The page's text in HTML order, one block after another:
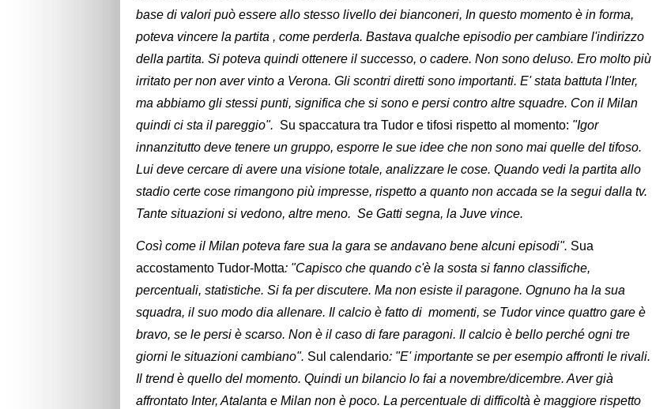
base di valori può essere allo stesso livello dei bianconeri, In questo momento è in forma,
poteva vincere la partita , come perderla. Bastava qualche episodio per cambiare l'indirizzo
della partita. Si poteva quindi ottenere il successo, o cadere. Non sono deluso. Ero molto più
irritato per non aver vinto a Verona. Gli scontri diretti sono importanti. E' stata battuta l'Inter,
ma abbiamo gli stessi punti, significa che si sono e persi contro altre squadre. Con il Milan
quindi ci sta il pareggio". Su spaccatura tra Tudor e tifosi rispetto al momento: "Igor
innanzitutto deve tenere un gruppo, esporre le sue idee che non sono mai quelle del tifoso.
Lui deve cercare di avere una visione totale, analizzare le cose. Quando vedi la partita allo
stadio certe cose rimangono più impresse, rispetto a quanto non accada se la segui dalla tv.
Tante situazioni si vedono, altre meno. Se Gatti segna, la Juve vince.
Così come il Milan poteva fare sua la gara se andavano bene alcuni episodi". Sua
accostamento Tudor-Motta: "Capisco che quando c'è la sosta si fanno classifiche,
percentuali, statistiche. Si fa per discutere. Ma non esiste il paragone. Ognuno ha la sua
squadra, il suo modo dia allenare. Il calcio è fatto di momenti, se Tudor vince quattro gare è
bravo, se le persi è scarso. Non è il caso di fare paragoni. Il calcio è bello perché ogni tre
giorni le situazioni cambiano". Sul calendario: "E' importante se per esempio affronti le rivali.
Il trend è quello del momento. Quindi un bilancio lo fai a novembre/dicembre. Aver già
affrontato Inter, Atalanta e Milan non è poco. La percentuale di difficoltà è maggiore rispetto